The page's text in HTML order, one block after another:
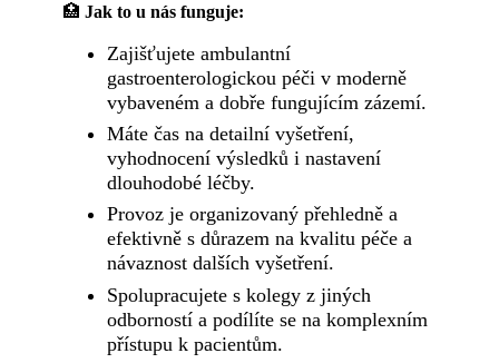
🏥 Jak to u nás funguje:
Zajišťujete ambulantní
gastroenterologickou péči v moderně
vybaveném a dobře fungujícím zázemí.
Máte čas na detailní vyšetření,
vyhodnocení výsledků i nastavení
dlouhodobé léčby.
Provoz je organizovaný přehledně a
efektivně s důrazem na kvalitu péče a
návaznost dalších vyšetření.
Spolupracujete s kolegy z jiných
odborností a podílíte se na komplexním
přístupu k pacientům.